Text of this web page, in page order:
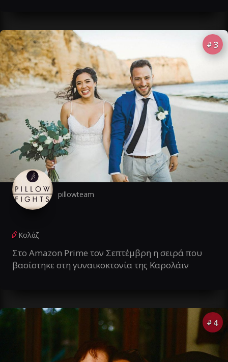
# 3
pillowteam
Κολάζ
Στο Amazon Prime τον Σεπτέμβρη η σειρά που
βασίστηκε στη γυναικοκτονία της Καρολάιν
# 4